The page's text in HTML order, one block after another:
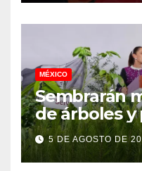
MÉXICO
Sembrarán
de árboles y
Jornada
5 DE AGOSTO DE